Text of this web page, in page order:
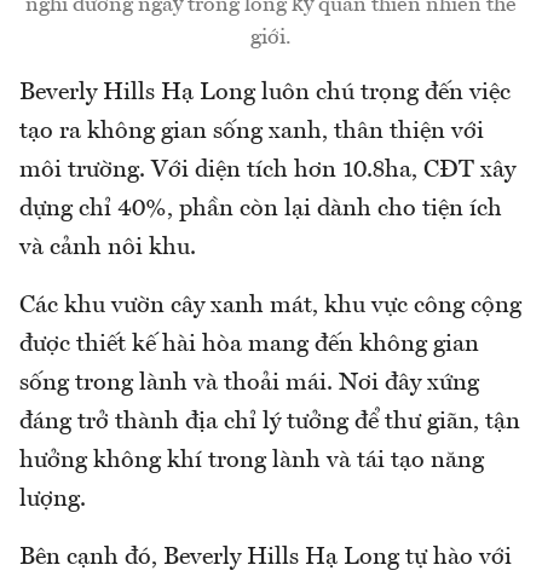
nghỉ dưỡng ngay trong lòng kỳ quan thiên nhiên thế
giới.
Beverly Hills Hạ Long luôn chú trọng đến việc
tạo ra không gian sống xanh, thân thiện với
môi trường. Với diện tích hơn 10.8ha, CĐT xây
dựng chỉ 40%, phần còn lại dành cho tiện ích
và cảnh nôi khu.
Các khu vườn cây xanh mát, khu vực công cộng
được thiết kế hài hòa mang đến không gian
sống trong lành và thoải mái. Nơi đây xứng
đáng trở thành địa chỉ lý tưởng để thư giãn, tận
hưởng không khí trong lành và tái tạo năng
lượng.
Bên cạnh đó, Beverly Hills Hạ Long tự hào với